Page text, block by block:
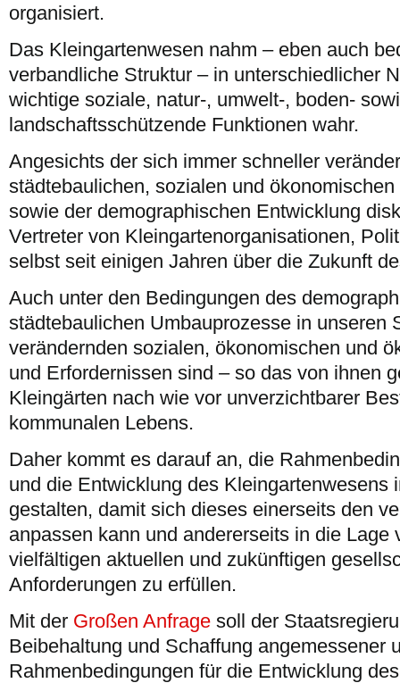
organisiert.
Das Kleingartenwesen nahm – eben auch
verbandliche Struktur – in unterschiedlicher
wichtige soziale, natur-, umwelt-, boden-
landschaftsschützende Funktionen wahr.
Angesichts der sich immer schneller
städtebaulichen, sozialen und
sowie der demographischen Entwicklung
Vertreter von Kleingartenorganisationen,
selbst seit einigen Jahren über die Zukunft
Auch unter den Bedingungen des
städtebaulichen Umbauprozesse in unseren
verändernden sozialen, ökonomischen und
und Erfordernissen sind – so das von ihnen
Kleingärten nach wie vor unverzichtbarer
kommunalen Lebens.
Daher kommt es darauf an, die
und die Entwicklung des Kleingartenwesens
gestalten, damit sich dieses einerseits den
anpassen kann und andererseits in die Lage
vielfältigen aktuellen und zukünftigen
Anforderungen zu erfüllen.
Mit der Großen Anfrage soll der
Beibehaltung und Schaffung angemessener
Rahmenbedingungen für die Entwicklung